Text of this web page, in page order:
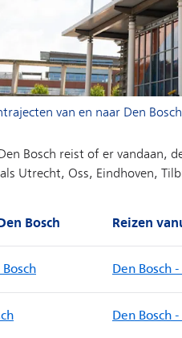
van en naar Den Bosch